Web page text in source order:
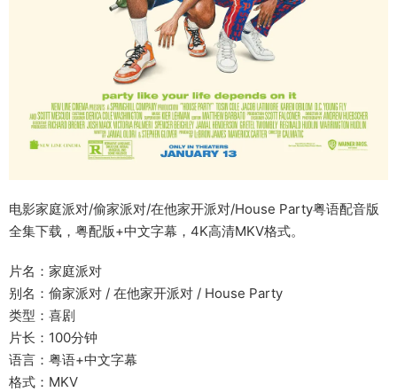
电影家庭派对/偷家派对/在他家开派对/House Party粤语配音版
全集下载，粤配版+中文字幕，4K高清MKV格式。
片名：家庭派对
别名：偷家派对 / 在他家开派对 / House Party
类型：喜剧
片长：100分钟
语言：粤语+中文字幕
格式：MKV